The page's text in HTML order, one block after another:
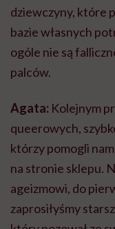
dziewczyny, które
bazie własnych
ogóle nie są
palców.
Agata: Kolejnym
queerowych,
którzy pomogli
na stronie sklepu.
ageizmowi, do
zaprosiłyśmy